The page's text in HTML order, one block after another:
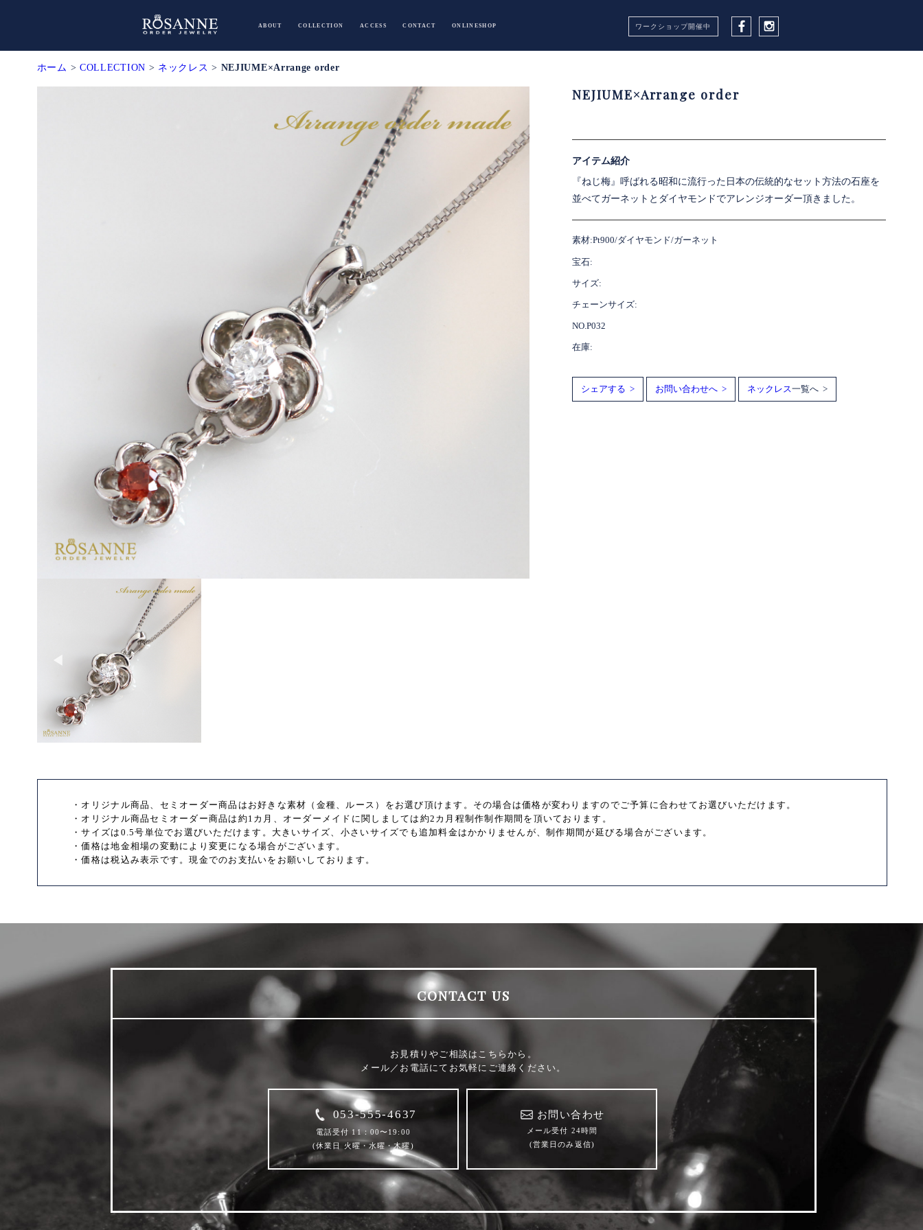
浜松市で結婚指輪・婚約指輪を選ぶならオーダージュエリーロザンヌ
ABOUT COLLECTION ACCESS CONTACT ONLINESHOP ワークショップ開催中
Facebook
ホーム > COLLECTION > ネックレス > NEJIUME×Arrange order
NEJIUME×Arrange order
アイテム紹介
『ねじ梅』呼ばれる昭和に流行った日本の伝統的なセット方法の石座を
並べてガーネットとダイヤモンドでアレンジオーダー頂きました。
素材:Pt900/ダイヤモンド/ガーネット
宝石:
サイズ:
チェーンサイズ:
NO.P032
在庫:
シェアする > お問い合わせへ > ネックレス一覧へ >
・オリジナル商品、セミオーダー商品はお好きな素材（金種、ルース）をお選び頂けます。その場合は価格が変わりますのでご予算に合わせてお選びいただけます。
・オリジナル商品セミオーダー商品は約1カ月、オーダーメイドに関しましては約2カ月程制作制作期間を頂いております。
・サイズは0.5号単位でお選びいただけます。大きいサイズ、小さいサイズでも追加料金はかかりませんが、制作期間が延びる場合がございます。
・価格は地金相場の変動により変更になる場合がございます。
・価格は税込み表示です。現金でのお支払いをお願いしております。
CONTACT US
お見積りやご相談はこちらから。
メール／お電話にてお気軽にご連絡ください。
053-555-4637
電話受付 11：00〜19:00
(休業日 火曜・水曜・木曜)
お問い合わせ
メール受付 24時間
(営業日のみ返信)